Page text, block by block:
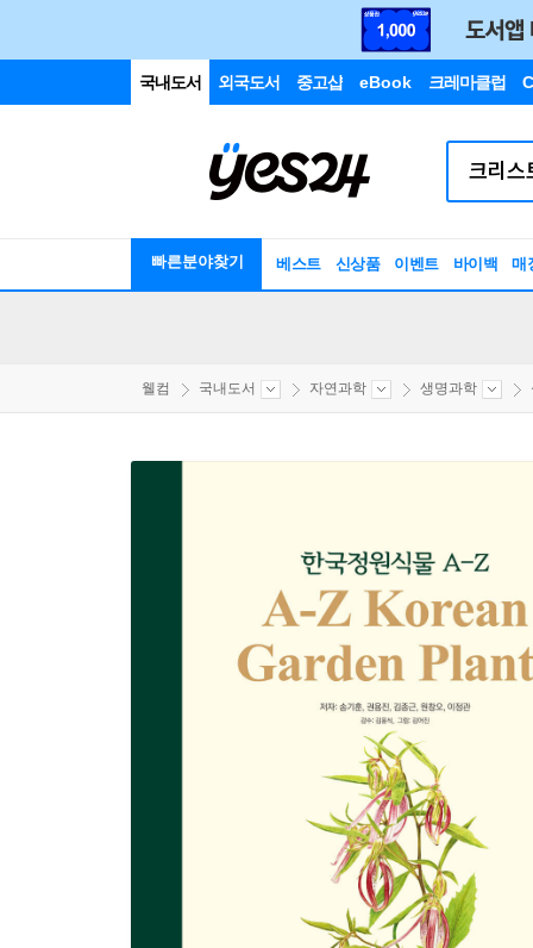
국내도서 외국도서 중고샵 eBook 크레마클럽
빠른분야찾기 베스트 신상품 이벤트 바이백 매
웰컴 국내도서 자연과학 생명과학